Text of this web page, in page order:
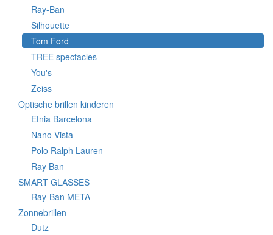
Ray-Ban
Silhouette
Tom Ford
TREE spectacles
You's
Zeiss
Optische brillen kinderen
Etnia Barcelona
Nano Vista
Polo Ralph Lauren
Ray Ban
SMART GLASSES
Ray-Ban META
Zonnebrillen
Dutz